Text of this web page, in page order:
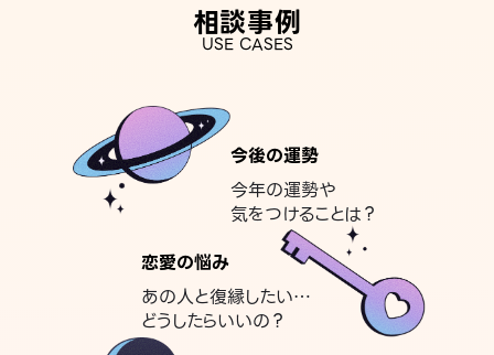
相談事例
USE CASES
今後の運勢
今年の運勢や
気をつけることは？
恋愛の悩み
あの人と復縁したい…
どうしたらいいの？